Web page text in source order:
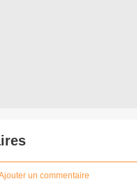
un commentaire